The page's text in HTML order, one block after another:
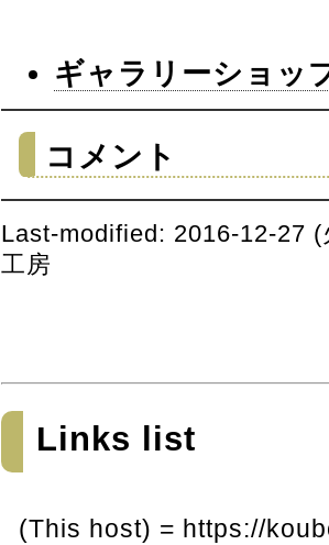
ギャラリーショッ
コメント
Last-modified: 2016-12-27
工房
Links list
(This host) = https://